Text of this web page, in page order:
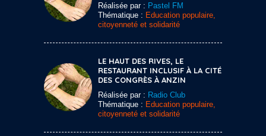
Réalisée par : Pastel FM
Thématique : Education populaire,
citoyenneté et solidarité
LE HAUT DES RIVES, LE
RESTAURANT INCLUSIF À LA CITÉ
DES CONGRÈS À ANZIN
Réalisée par : Radio Club
Thématique : Education populaire,
citoyenneté et solidarité